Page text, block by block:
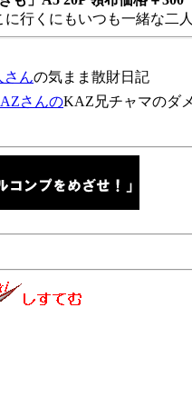
行くにもいつも一緒な
さんの気まま散財日記
さんのKAZ兄チャマのダ